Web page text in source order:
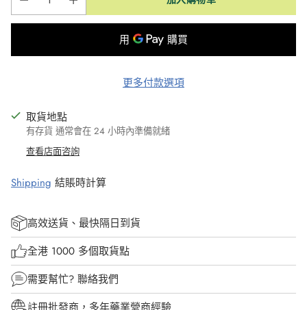
更多付款選項
取貨地點
有存貨 通常會在 24 小時內準備就緒
查看店面咨詢
Shipping 結賬時計算
高效送貨、最快隔日到貨
全港 1000 多個取貨點
需要幫忙? 聯絡我們